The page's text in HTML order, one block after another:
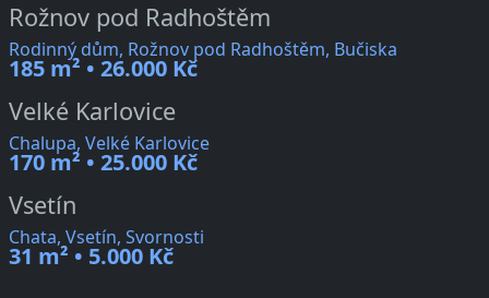
Rožnov pod Radhoštěm
Rodinný dům, Rožnov pod Radhoštěm, Bučiska
185 m² • 26.000 Kč
Velké Karlovice
Chalupa, Velké Karlovice
170 m² • 25.000 Kč
Vsetín
Chata, Vsetín, Svornosti
31 m² • 5.000 Kč